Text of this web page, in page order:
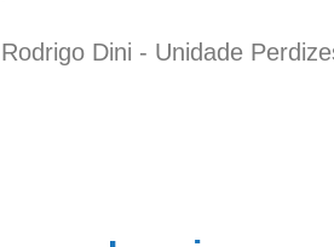
Rodrigo Dini - Unidade